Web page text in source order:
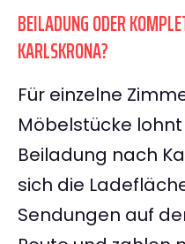
BEILADUNG ODER
KARLSKRONA?
Für einzelne
Möbelstücke
Beiladung nach
sich die
Sendungen auf